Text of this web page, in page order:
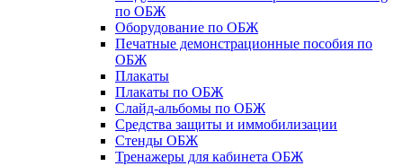
по ОБЖ
Оборудование по ОБЖ
Печатные демонстрационные пособия по
ОБЖ
Плакаты
Плакаты по ОБЖ
Слайд-альбомы по ОБЖ
Средства защиты и иммобилизации
Стенды ОБЖ
Тренажеры для кабинета ОБЖ